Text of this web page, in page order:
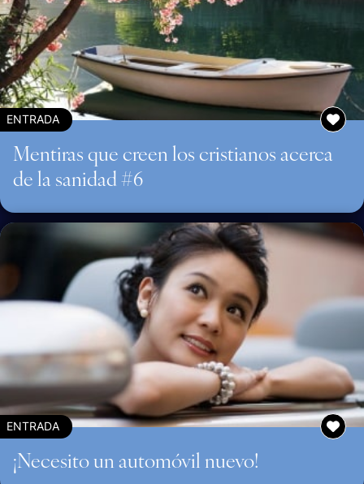
ENTRADA
Mentiras que creen los cristianos acerca
de la sanidad #6
ENTRADA
¡Necesito un automóvil nuevo!